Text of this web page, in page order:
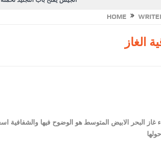
الأمن يتلف 16 مليون حبة كبتاجون و1480 كغم مواد مخدرة
القاضي يلتقي رؤساء تحرير الصحف اليومية ويؤكد حرص
اتصالا هاتفيا من العاهل البحريني
HOME
الغاز
غاز البحر الابيض المتوسط هو الوضوح فيها والشفافية